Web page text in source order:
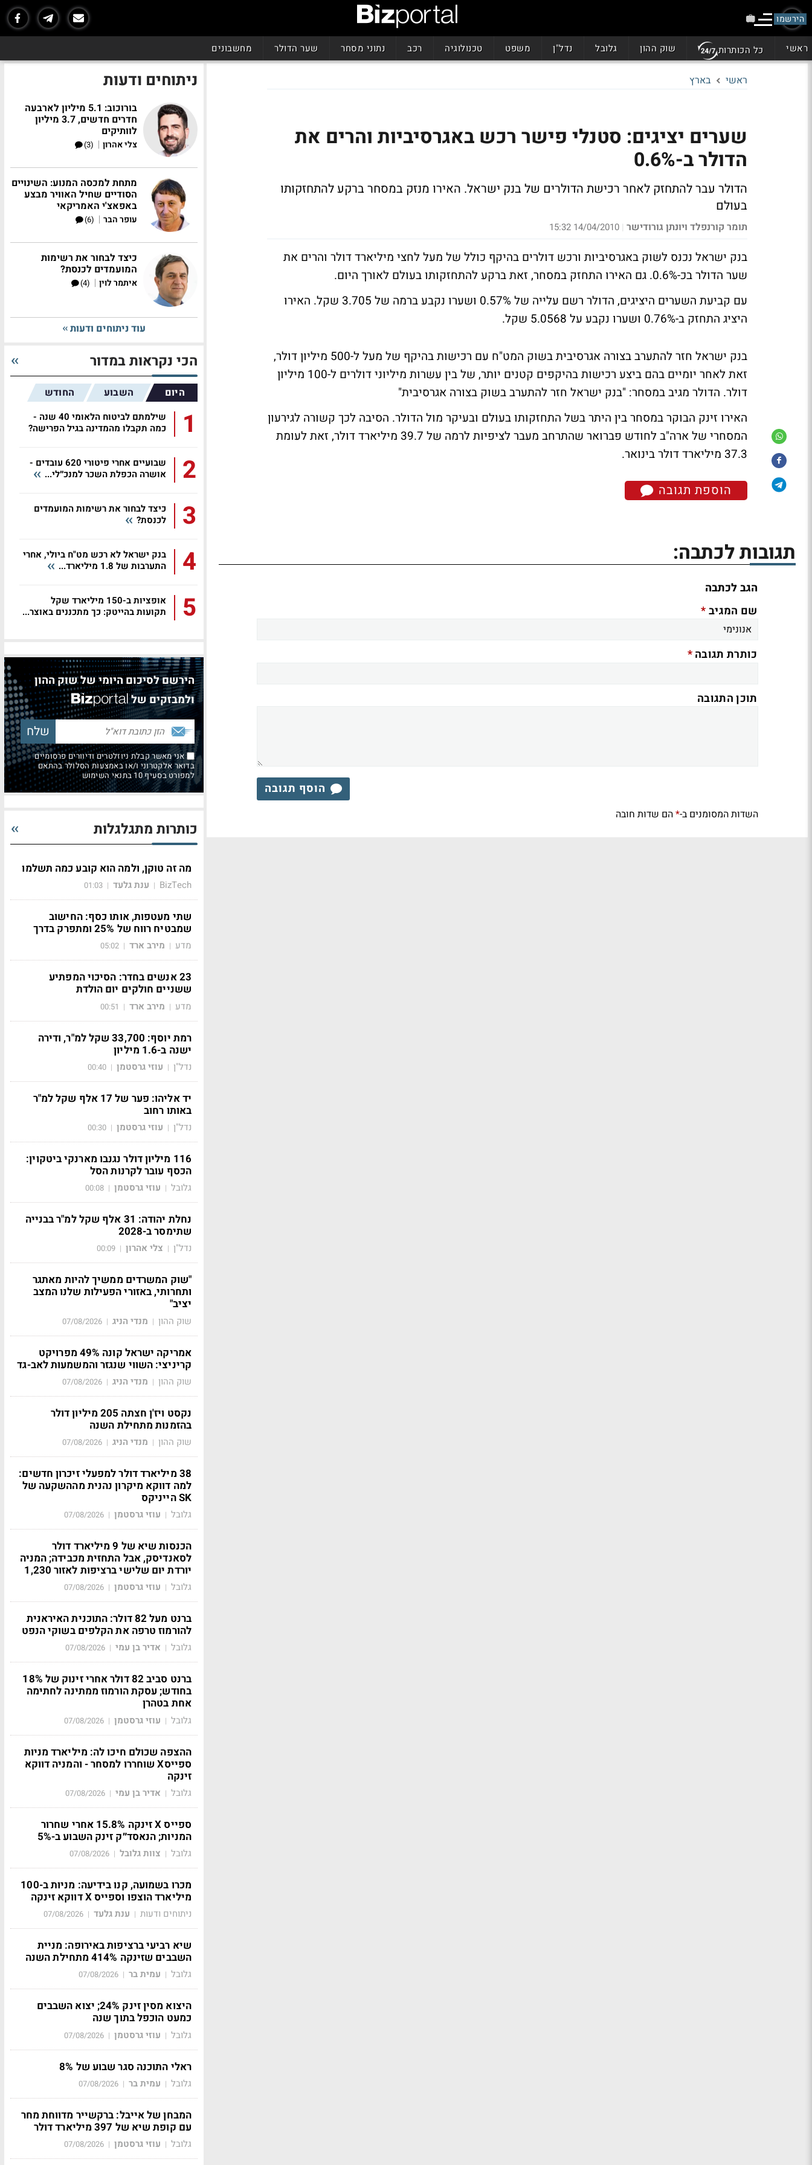
הירשמו
ראשי כל הכותרות שוק ההון גלובל נדל"ן משפט טכנולוגיה רכב נתוני מסחר שער הדולר מחשבונים
ראשי בארץ
שערים יציגים: סטנלי פישר רכש באגרסיביות והרים את
הדולר ב-0.6%
הדולר עבר להתחזק לאחר רכישת הדולרים של בנק ישראל. האירו מנזק במסחר ברקע להתחזקותו
בעולם
תומר קורנפלד ויונתן גורודישר |
14/04/2010 15:32
בנק ישראל נכנס לשוק באגרסיביות ורכש דולרים בהיקף כולל של מעל לחצי מיליארד דולר והרים את
שער הדולר בכ-0.6%. גם האירו התחזק במסחר, זאת ברקע להתחזקותו בעולם לאורך היום.
עם קביעת השערים היציגים, הדולר רשם עלייה של 0.57% ושערו נקבע ברמה של 3.705 שקל. האירו
היציג התחזק ב-0.76% ושערו נקבע על 5.0568 שקל.
בנק ישראל חזר להתערב בצורה אגרסיבית בשוק המט"ח עם רכישות בהיקף של מעל ל-500 מיליון דולר,
זאת לאחר יומיים בהם ביצע רכישות בהיקפים קטנים יותר, של בין עשרות מיליוני דולרים ל-100 מיליון
דולר. הדולר מגיב במסחר: "בנק ישראל חזר להתערב בשוק בצורה אגרסיבית"
האירו זינק הבוקר במסחר בין היתר בשל התחזקותו בעולם ובעיקר מול הדולר. הסיבה לכך קשורה לגירעון
המסחרי של ארה"ב לחודש פברואר שהתרחב מעבר לציפיות לרמה של 39.7 מיליארד דולר, זאת לעומת
37.3 מיליארד דולר בינואר.
הוספת תגובה
תגובות לכתבה:
הגב לכתבה
שם המגיב*
כותרת תגובה*
תוכן התגובה
הוסף תגובה
השדות המסומנים ב-*הם שדות חובה
ניתוחים ודעות
בורוכוב: 5.1 מיליון לארבעה
חדרים חדשים, 3.7 מיליון
לוותיקים
צלי אהרון |
(3)
מתחת למכסה המנוע: השינויים
הסודיים שחיל האוויר מבצע
באפאצ'י האמריקאי
עופר הבר |
(6)
כיצד לבחור את רשימות
המועמדים לכנסת?
איתמר לוין |
(4)
עוד ניתוחים ודעות
הכי נקראות במדור
היום השבוע החודש
1
שילמתם לביטוח הלאומי 40 שנה -
כמה תקבלו מהמדינה בגיל הפרישה?
2
שבועיים אחרי פיטורי 620 עובדים -
אושרה הכפלת השכר למנכ״לי...
3
כיצד לבחור את רשימות המועמדים
לכנסת?
4
בנק ישראל לא רכש מט"ח ביולי, אחרי
התערבות של 1.8 מיליארד...
5
אופציות ב-150 מיליארד שקל
תקועות בהייטק: כך מתכננים באוצר...
הירשם לסיכום היומי של שוק ההון
ולמבזקים של
אני מאשר קבלת ניוזלטרים ודיוורים פרסומיים
בדואר אלקטרוני ו/או באמצעות הסלולר בהתאם
למפורט בסעיף 10 בתנאי השימוש
כותרות מתגלגלות
מה זה טוקן, ולמה הוא קובע כמה תשלמו
BizTech
| ענת גלעד |
01:03
שתי מעטפות, אותו כסף: החישוב
שמבטיח רווח של 25% ומתפרק בדרך
מדע | מירב ארד |
05:02
23 אנשים בחדר: הסיכוי המפתיע
ששניים חולקים יום הולדת
מדע | מירב ארד |
00:51
רמת יוסף: 33,700 שקל למ"ר, ודירה
ישנה ב-1.6 מיליון
נדל"ן | עוזי גרסטמן |
00:40
יד אליהו: פער של 17 אלף שקל למ"ר
באותו רחוב
נדל"ן | עוזי גרסטמן |
00:30
116 מיליון דולר נגנבו מארנקי ביטקוין:
הכסף עובר לקרנות הסל
גלובל | עוזי גרסטמן |
00:08
נחלת יהודה: 31 אלף שקל למ"ר בבנייה
שתימסר ב-2028
נדל"ן | צלי אהרון |
00:09
"שוק המשרדים ממשיך להיות מאתגר
ותחרותי, באזורי הפעילות שלנו המצב
יציב"
שוק ההון | מנדי הניג |
07/08/2026
אמריקה ישראל קונה 49% מפרויקט
קריניצי: השווי שנגזר והמשמעות לאב-גד
שוק ההון | מנדי הניג |
07/08/2026
נקסט ויז'ן חצתה 205 מיליון דולר
בהזמנות מתחילת השנה
שוק ההון | מנדי הניג |
07/08/2026
38 מיליארד דולר למפעלי זיכרון חדשים:
למה דווקא מיקרון נהנית מההשקעה של
SK הייניקס
גלובל | עוזי גרסטמן |
07/08/2026
הכנסות שיא של 9 מיליארד דולר
לסאנדיסק, אבל התחזית מכבידה; המניה
יורדת יום שלישי ברציפות לאזור 1,230
גלובל | עוזי גרסטמן |
07/08/2026
ברנט מעל 82 דולר: התוכנית האיראנית
להורמוז טרפה את הקלפים בשוקי הנפט
גלובל | אדיר בן עמי |
07/08/2026
ברנט סביב 82 דולר אחרי זינוק של 18%
בחודש; עסקת הורמוז ממתינה לחתימה
אחת בטהרן
גלובל | עוזי גרסטמן |
07/08/2026
ההצפה שכולם חיכו לה: מיליארד מניות
ספייסX שוחררו למסחר - והמניה דווקא
זינקה
גלובל | אדיר בן עמי |
07/08/2026
ספייס X זינקה 15.8% אחרי שחרור
המניות; הנאסד״ק זינק השבוע ב-5%
גלובל | צוות גלובל |
07/08/2026
מכרו בשמועה, קנו בידיעה: מניות ב-100
מיליארד הוצפו וספייס X דווקא זינקה
ניתוחים ודעות | ענת גלעד |
07/08/2026
שיא רביעי ברציפות באירופה: מניית
השבבים שזינקה 414% מתחילת השנה
גלובל | עמית בר |
07/08/2026
היצוא מסין זינק 24%; יצוא השבבים
כמעט הוכפל בתוך שנה
גלובל | עוזי גרסטמן |
07/08/2026
ראלי התוכנה סגר שבוע של 8%
גלובל | עמית בר |
07/08/2026
המבחן של אייבל: ברקשייר מדווחת מחר
עם קופת שיא של 397 מיליארד דולר
גלובל | עוזי גרסטמן |
07/08/2026